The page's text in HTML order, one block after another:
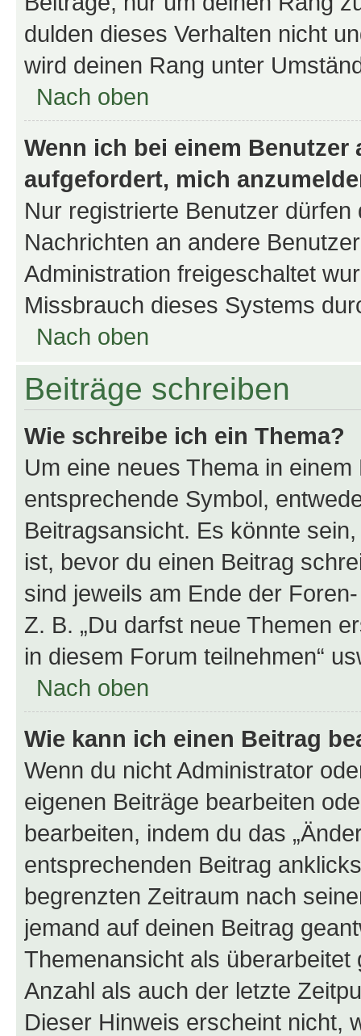
dulden dieses Verhalten nicht
wird deinen Rang unter
Nach oben
Wenn ich bei einem
aufgefordert, mich
Nur registrierte Benutzer
Nachrichten an andere
Administration freigeschaltet
Missbrauch dieses Systems
Nach oben
Beiträge schreiben
Wie schreibe ich ein Thema?
Um eine neues Thema in
entsprechende Symbol,
Beitragsansicht. Es könnte
ist, bevor du einen Beitrag
sind jeweils am Ende der
Z. B. „Du darfst neue Themen
in diesem Forum teilnehmen“
Nach oben
Wie kann ich einen Beitrag
Wenn du nicht Administrator
eigenen Beiträge bearbeiten
bearbeiten, indem du das
entsprechenden Beitrag
begrenzten Zeitraum nach
jemand auf deinen Beitrag
Themenansicht als
Anzahl als auch der letzte
Dieser Hinweis erscheint nicht,